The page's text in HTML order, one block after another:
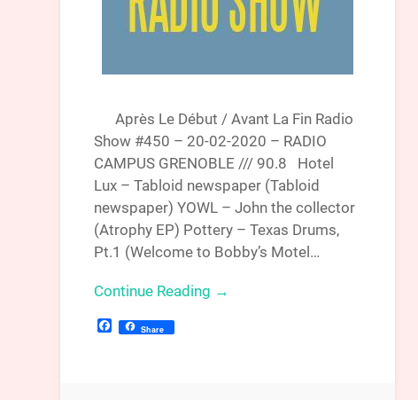
Après Le Début / Avant La Fin Radio
Show #450 – 20-02-2020 – RADIO
CAMPUS GRENOBLE /// 90.8 Hotel
Lux – Tabloid newspaper (Tabloid
newspaper) YOWL – John the collector
(Atrophy EP) Pottery – Texas Drums,
Pt.1 (Welcome to Bobby’s Motel…
Continue Reading →
Facebook
Share